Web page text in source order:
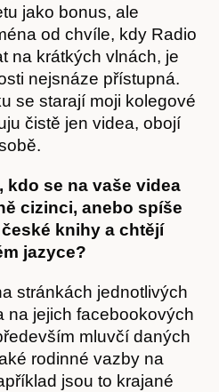
jako bonus, ale
od chvíle, kdy Radio
na krátkých vlnách, je
nejsnáze přístupná.
se starají moji kolegové
čistě jen videa, obojí
kdo se na vaše videa
cizinci, anebo spíše
knihy a chtějí
jazyce?
stránkách jednotlivých
na jejich facebookových
mluvčí daných
rodinné vazby na
jsou to krajané